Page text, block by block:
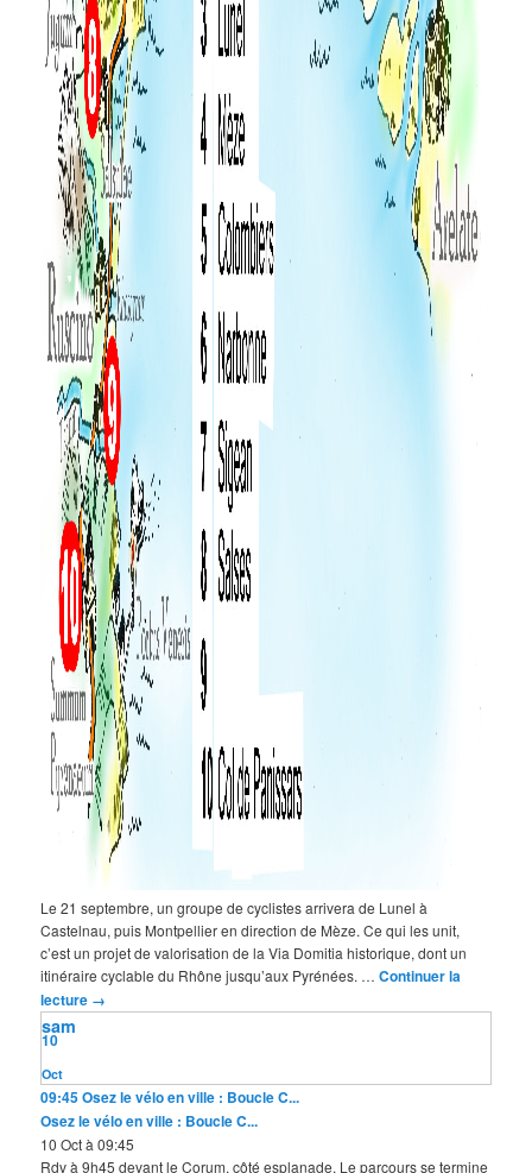
Le 21 septembre, un groupe de cyclistes arrivera de Lunel à
Castelnau, puis Montpellier en direction de Mèze. Ce qui les unit,
c’est un projet de valorisation de la Via Domitia historique, dont un
itinéraire cyclable du Rhône jusqu’aux Pyrénées. …Continuer la
lecture →
Oct
10
sam
09:45Osez le vélo en ville : Boucle C...
Osez le vélo en ville : Boucle C...
10 Oct à 09:45
Rdv à 9h45 devant le Corum, côté esplanade. Le parcours se termine